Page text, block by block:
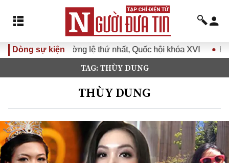
Dòng sự kiện
thứ nhất, Quốc hội khóa XVI Đưa Nghị quyết Đại hội
TAG: THÙY DUNG
THÙY DUNG